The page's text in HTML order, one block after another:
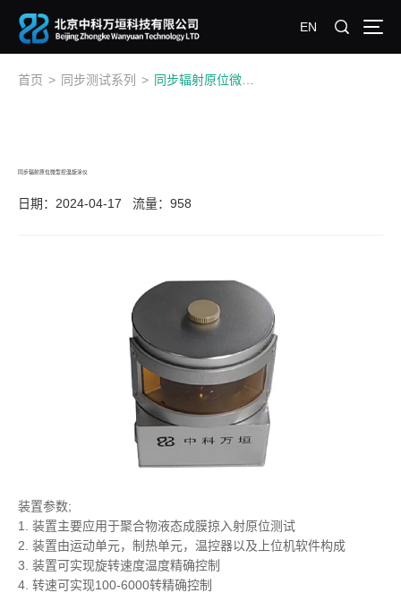
EN
首页 > 同步测试系列 >
同步辐射原位微型控温旋涂仪
日期：2024-04-17 流量：958
装置参数;
1. 装置主要应用于聚合物液态成膜掠入射原位测试
2. 装置由运动单元，制热单元，温控器以及上位机软件构成
3. 装置可实现旋转速度温度精确控制
4. 转速可实现100-6000转精确控制